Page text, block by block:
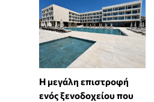
Η μεγάλη επιστροφή
ενός ξενοδοχείου που